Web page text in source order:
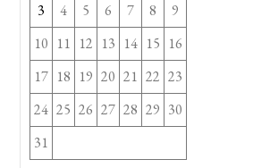
3
4 5 6 7 8
9
10 11 12 13 14 15 16
17 18 19 20 21 22 23
24 25 26 27 28 29 30
31